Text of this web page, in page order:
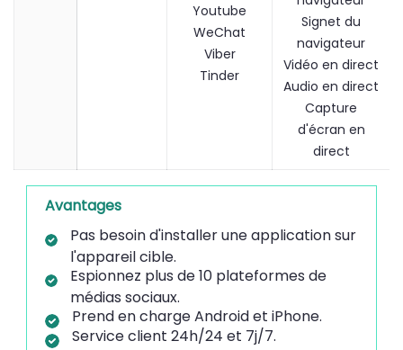
Youtube
WeChat
Viber
Tinder
Signet du
navigateur
Vidéo en direct
Audio en direct
Capture
d'écran en
direct
Avantages
Pas besoin d'installer une application sur
l'appareil cible.
Espionnez plus de 10 plateformes de
médias sociaux.
Prend en charge Android et iPhone.
Service client 24h/24 et 7j/7.